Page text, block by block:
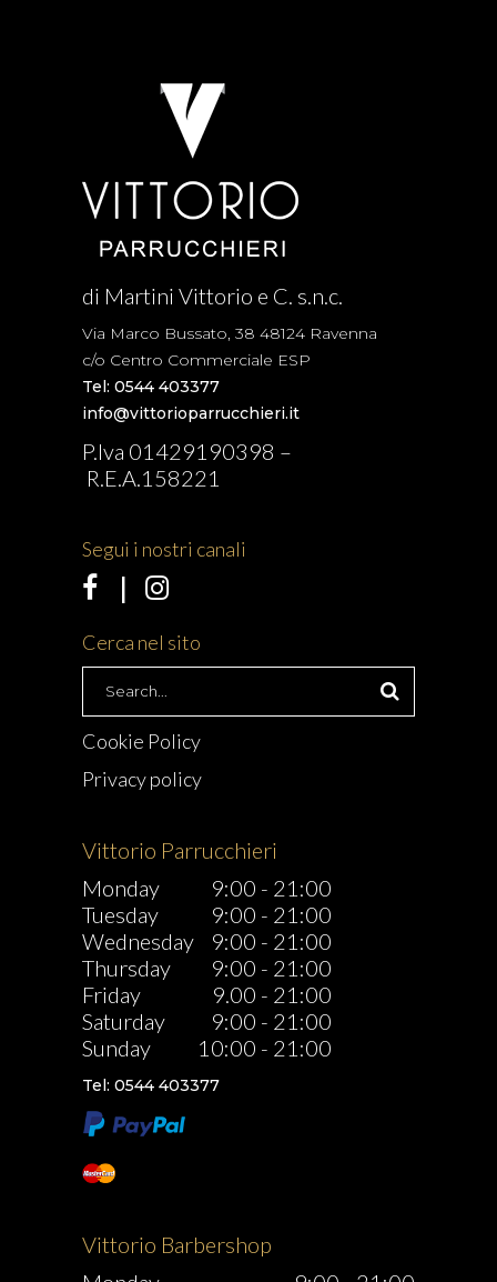
di Martini Vittorio e C. s.n.c.
Via Marco Bussato, 38 48124 Ravenna
c/o Centro Commerciale ESP
Tel: 0544 403377
info@vittorioparrucchieri.it
P.Iva 01429190398 –
R.E.A.158221
Segui i nostri canali
Cerca nel sito
Cookie Policy
Privacy policy
Vittorio Parrucchieri
Monday
9:00 - 21:00
Tuesday
9:00 - 21:00
Wednesday
9:00 - 21:00
Thursday
9:00 - 21:00
Friday
9.00 - 21:00
Saturday
9:00 - 21:00
Sunday
10:00 - 21:00
Tel: 0544 403377
Vittorio Barbershop